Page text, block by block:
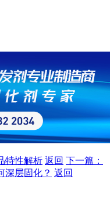
特性解析 返回 下一篇：
深层固化？ 返回